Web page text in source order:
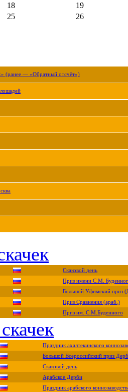
18
19
25
26
(ранее — «Обратный отсчёт»)
Скаковой день
Приз имени С.М.
Большой Уфимский приз
Приз Сравнения (араб.)
Приз им. С.М.Буденного
Праздник ахалтекинского
Большой Всероссийский приз
Скаковой день
Арабское Дерби
Праздник арабского